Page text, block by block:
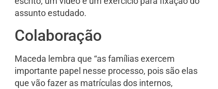
assunto estudado.
Colaboração
Maceda lembra que “as famílias exercem
importante papel nesse processo, pois são elas
que vão fazer as matrículas dos internos,